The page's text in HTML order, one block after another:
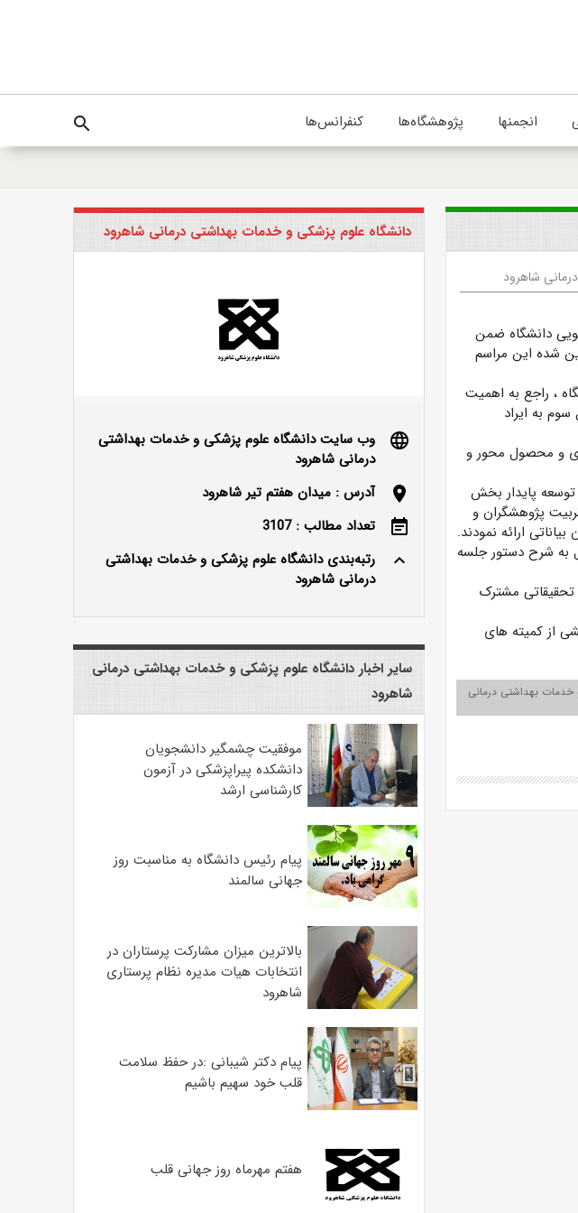
انجمنها پژوهشگاه‌ها کنفرانس‌ها search
شاهرود
دانشگاه ضمن
شده این مراسم
، راجع به اهمیت
به ایراد
و محصول محور و
پایدار بخش
پژوهشگران و
ارائه نمودند.
به شرح دستور جلسه
مشترک
از کمیته های
خدمات بهداشتی درمانی
دانشگاه علوم پزشکی و خدمات بهداشتی درمانی شاهرود
language
وب سایت دانشگاه علوم پزشکی و خدمات بهداشتی
درمانی شاهرود
location_on
آدرس : میدان هفتم تیر شاهرود
event_note
تعداد مطالب : 3107
keyboard_arrow_up
رتبه‌بندی دانشگاه علوم پزشکی و خدمات بهداشتی
درمانی شاهرود
سایر اخبار دانشگاه علوم پزشکی و خدمات بهداشتی درمانی
شاهرود
موفقیت چشمگیر دانشجویان
دانشکده پیراپزشکی در آزمون
کارشناسی ارشد
پیام رئیس دانشگاه به مناسبت روز
جهانی سالمند
بالاترین میزان مشارکت پرستاران در
انتخابات هیات مدیره نظام پرستاری
شاهرود
پیام دکتر شیبانی :در حفظ سلامت
قلب خود سهیم باشیم
هفتم مهرماه روز جهانی قلب